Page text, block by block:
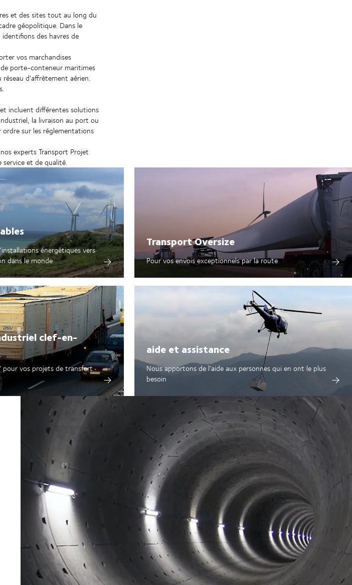
et des sites tout au long du
géopolitique. Dans le
des havres de
vos marchandises
porte-conteneur maritimes
d'affrètement aérien.
incluent différentes solutions
la livraison au port ou
sur les réglementations
experts Transport Projet
service et de qualité.
énergétiques vers
dans le monde
Transport Oversize
Pour vos envois exceptionnels par la route
clef-en-
pour vos projets de transfert
aide et assistance
Nous apportons de l'aide aux personnes qui en ont le plus
besoin